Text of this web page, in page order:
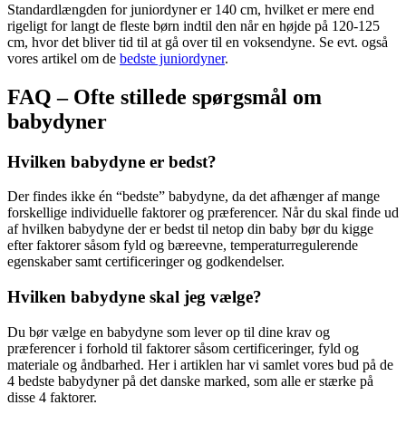
Standardlængden for juniordyner er 140 cm, hvilket er mere end
rigeligt for langt de fleste børn indtil den når en højde på 120-125
cm, hvor det bliver tid til at gå over til en voksendyne. Se evt. også
vores artikel om de bedste juniordyner.
FAQ – Ofte stillede spørgsmål om
babydyner
Hvilken babydyne er bedst?
Der findes ikke én “bedste” babydyne, da det afhænger af mange
forskellige individuelle faktorer og præferencer. Når du skal finde ud
af hvilken babydyne der er bedst til netop din baby bør du kigge
efter faktorer såsom fyld og bæreevne, temperaturregulerende
egenskaber samt certificeringer og godkendelser.
Hvilken babydyne skal jeg vælge?
Du bør vælge en babydyne som lever op til dine krav og
præferencer i forhold til faktorer såsom certificeringer, fyld og
materiale og åndbarhed. Her i artiklen har vi samlet vores bud på de
4 bedste babydyner på det danske marked, som alle er stærke på
disse 4 faktorer.